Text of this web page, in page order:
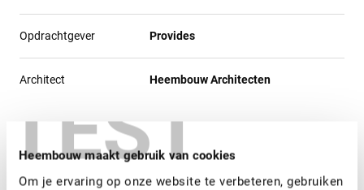
TEST
Heembouw maakt gebruik van cookies
Om je ervaring op onze website te verbeteren, gebruiken
Opdrachtgever Provides
Architect Heembouw Architecten
Heembouw heeft voor woningcorporatie Provides 105
portiekwoningen in het Europakwartier verduurzaamd
naar gemiddeld label A. Daarnaast zijn de noodzakelijke